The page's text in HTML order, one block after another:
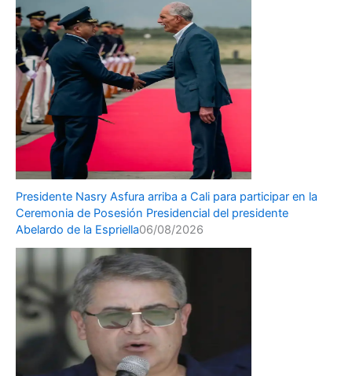
Presidente Nasry Asfura arriba a Cali para participar en la
Ceremonia de Posesión Presidencial del presidente
Abelardo de la Espriella06/08/2026